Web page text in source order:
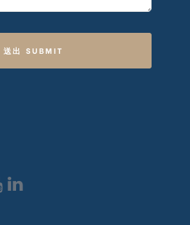
送出 SUBMIT